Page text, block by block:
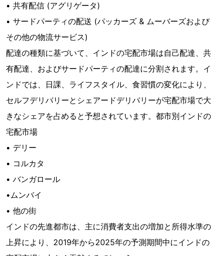
• 共有配信 (アグリゲータ)
• サードパーティの配送 (パッカーズ & ムーバーズおよび
その他の物流サービス)
配達の種類に基づいて、インドの宅配市場は自己配達、共
有配達、およびサードパーティの配達に分割されます。イ
ンドでは、日課、ライフスタイル、食習慣の変化により、
セルフデリバリーとシェアードデリバリーが宅配市場で大
きなシェアを占めると予想されています。都市別インドの
宅配市場
• デリー
• コルカタ
• バンガロール
•ムンバイ
• 他の街
インドの先進都市は、主に消費者支出の増加と所得水準の
上昇により、2019年から2025年の予測期間中にインドの